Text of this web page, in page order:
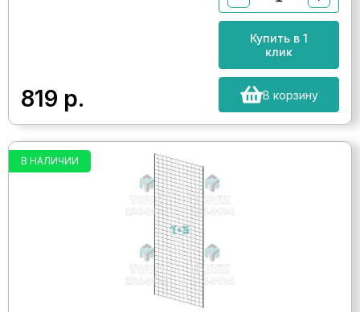
819 р.
Купить в 1
клик
В корзину
В НАЛИЧИИ